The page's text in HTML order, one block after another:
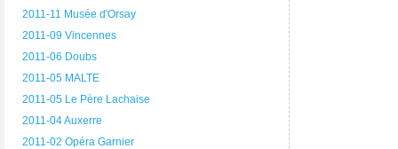
2011-11 Musée d'Orsay
2011-09 Vincennes
2011-06 Doubs
2011-05 MALTE
2011-05 Le Père Lachaise
2011-04 Auxerre
2011-02 Opéra Garnier